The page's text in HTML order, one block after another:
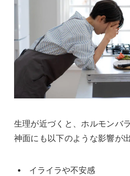
生理が近づくと、ホルモンバ
神面にも以下のような影響が出
イライラや不安感